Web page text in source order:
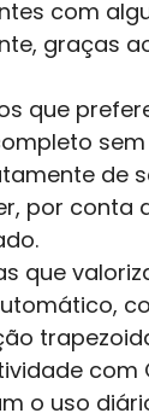
com
graças
que
de
por conta
que
com
o uso